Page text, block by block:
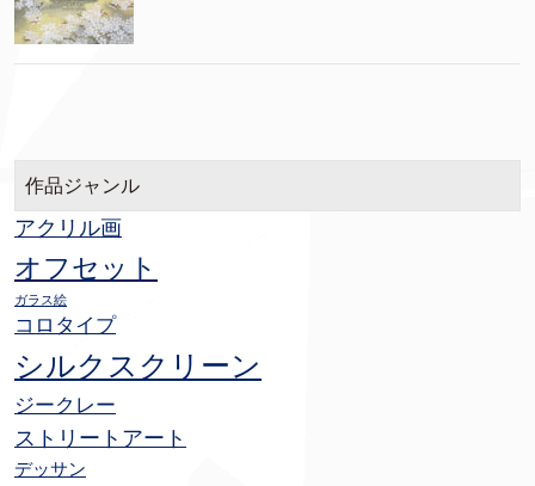
作品ジャンル
アクリル画
オフセット
ガラス絵
コロタイプ
シルクスクリーン
ジークレー
ストリートアート
デッサン